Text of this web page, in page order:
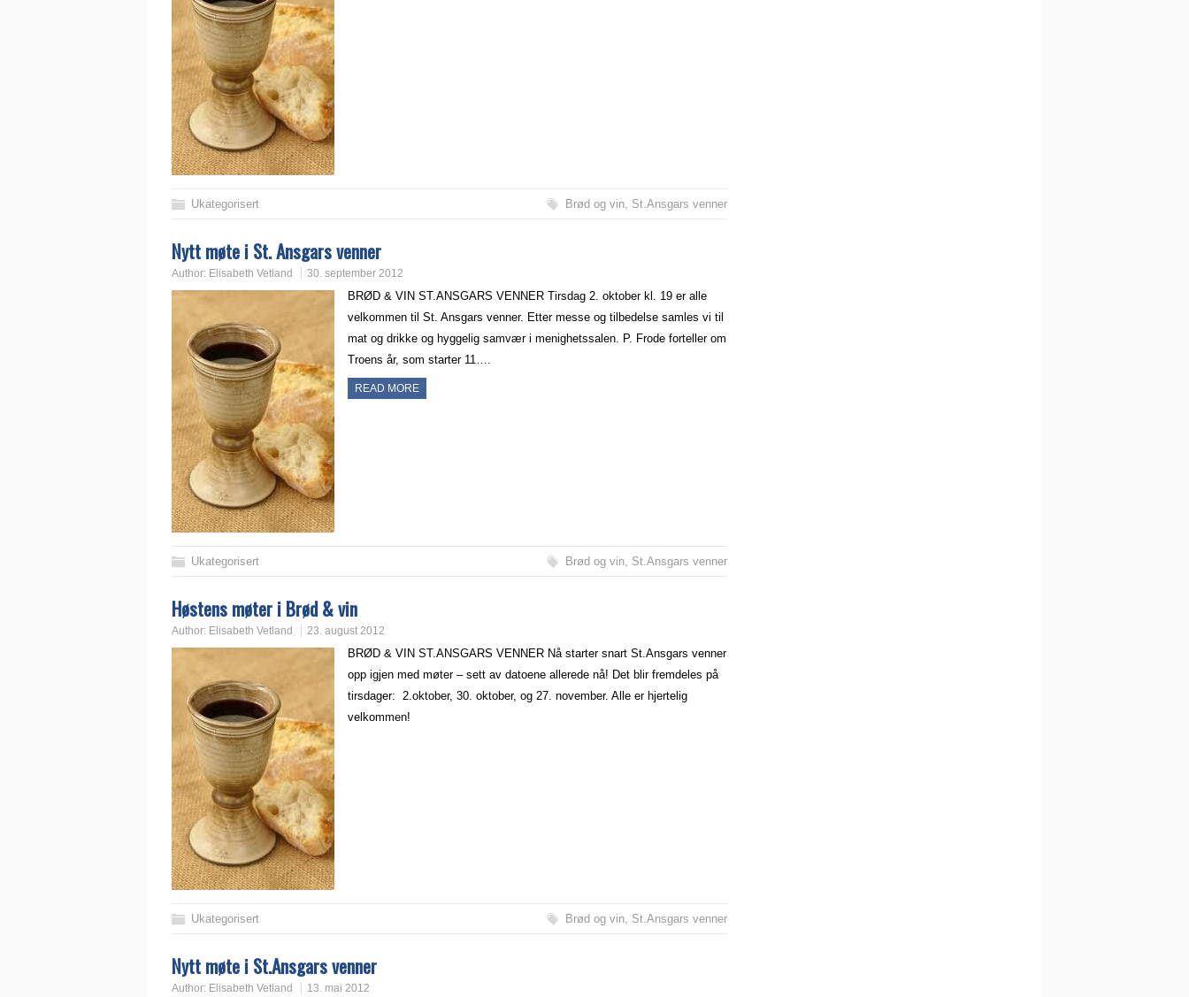
Ukategorisert Brød og vin, St.Ansgars venner
Nytt møte i St. Ansgars venner
Author: Elisabeth Vetland 30. september 2012
BRØD & VIN ST.ANSGARS VENNER Tirsdag 2. oktober kl. 19 er alle
velkommen til St. Ansgars venner. Etter messe og tilbedelse samles vi til
mat og drikke og hyggelig samvær i menighetssalen. P. Frode forteller om
Troens år, som starter 11….
READ MORE
Ukategorisert Brød og vin, St.Ansgars venner
Høstens møter i Brød & vin
Author: Elisabeth Vetland 23. august 2012
BRØD & VIN ST.ANSGARS VENNER Nå starter snart St.Ansgars venner
opp igjen med møter – sett av datoene allerede nå! Det blir fremdeles på
tirsdager: 2.oktober, 30. oktober, og 27. november. Alle er hjertelig
velkommen!
Ukategorisert Brød og vin, St.Ansgars venner
Nytt møte i St.Ansgars venner
Author: Elisabeth Vetland 13. mai 2012